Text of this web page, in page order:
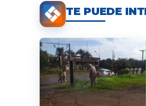
TE PUEDE